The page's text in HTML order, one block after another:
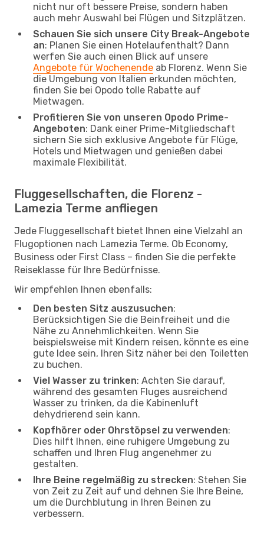
nicht nur oft bessere Preise, sondern haben
auch mehr Auswahl bei Flügen und Sitzplätzen.
Schauen Sie sich unsere City Break-Angebote
an: Planen Sie einen Hotelaufenthalt? Dann
werfen Sie auch einen Blick auf unsere
Angebote für Wochenende ab Florenz. Wenn Sie
die Umgebung von Italien erkunden möchten,
finden Sie bei Opodo tolle Rabatte auf
Mietwagen.
Profitieren Sie von unseren Opodo Prime-
Angeboten: Dank einer Prime-Mitgliedschaft
sichern Sie sich exklusive Angebote für Flüge,
Hotels und Mietwagen und genießen dabei
maximale Flexibilität.
Fluggesellschaften, die Florenz -
Lamezia Terme anfliegen
Jede Fluggesellschaft bietet Ihnen eine Vielzahl an
Flugoptionen nach Lamezia Terme. Ob Economy,
Business oder First Class – finden Sie die perfekte
Reiseklasse für Ihre Bedürfnisse.
Wir empfehlen Ihnen ebenfalls:
Den besten Sitz auszusuchen:
Berücksichtigen Sie die Beinfreiheit und die
Nähe zu Annehmlichkeiten. Wenn Sie
beispielsweise mit Kindern reisen, könnte es eine
gute Idee sein, Ihren Sitz näher bei den Toiletten
zu buchen.
Viel Wasser zu trinken: Achten Sie darauf,
während des gesamten Fluges ausreichend
Wasser zu trinken, da die Kabinenluft
dehydrierend sein kann.
Kopfhörer oder Ohrstöpsel zu verwenden:
Dies hilft Ihnen, eine ruhigere Umgebung zu
schaffen und Ihren Flug angenehmer zu
gestalten.
Ihre Beine regelmäßig zu strecken: Stehen Sie
von Zeit zu Zeit auf und dehnen Sie Ihre Beine,
um die Durchblutung in Ihren Beinen zu
verbessern.